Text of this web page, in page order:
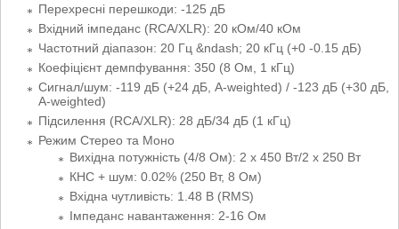
Перехресні перешкоди: -125 дБ
Вхідний імпеданс (RCA/XLR): 20 кОм/40 кОм
Частотний діапазон: 20 Гц &ndash; 20 кГц (+0 -0.15 дБ)
Коефіцієнт демпфування: 350 (8 Ом, 1 кГц)
Сигнал/шум: -119 дБ (+24 дБ, А-weighted) / -123 дБ (+30 дБ,
А-weighted)
Підсилення (RCA/XLR): 28 дБ/34 дБ (1 кГц)
Режим Стерео та Моно
Вихідна потужність (4/8 Ом): 2 х 450 Вт/2 х 250 Вт
КНС + шум: 0.02% (250 Вт, 8 Ом)
Вхідна чутливість: 1.48 В (RMS)
Імпеданс навантаження: 2-16 Ом